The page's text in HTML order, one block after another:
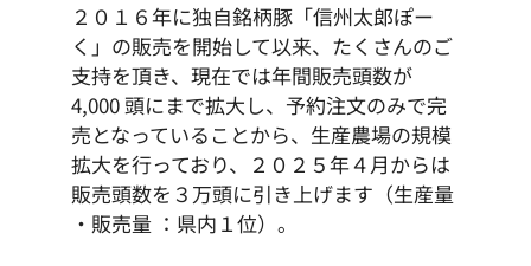
２０１６年に独自銘柄豚「信州太郎ぽー
く」の販売を開始して以来、たくさんのご
支持を頂き、現在では年間販売頭数が
4,000 頭にまで拡大し、予約注文のみで完
売となっていることから、生産農場の規模
拡大を行っており、２０２５年４月からは
販売頭数を３万頭に引き上げます（生産量
・販売量 ：県内１位）。